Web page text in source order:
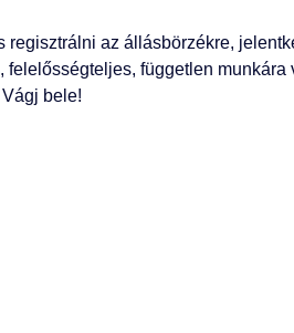
regisztrálni az állásbörzékre,
felelősségteljes, független
bele!